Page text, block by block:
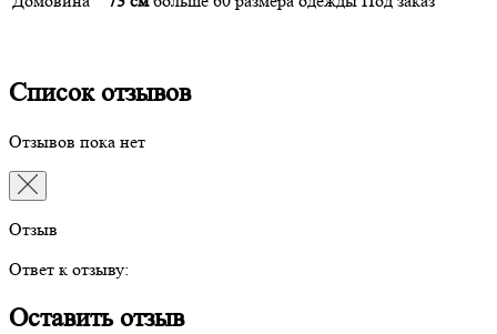
Список отзывов
Отзывов пока нет
Отзыв
Ответ к отзыву:
Оставить отзыв